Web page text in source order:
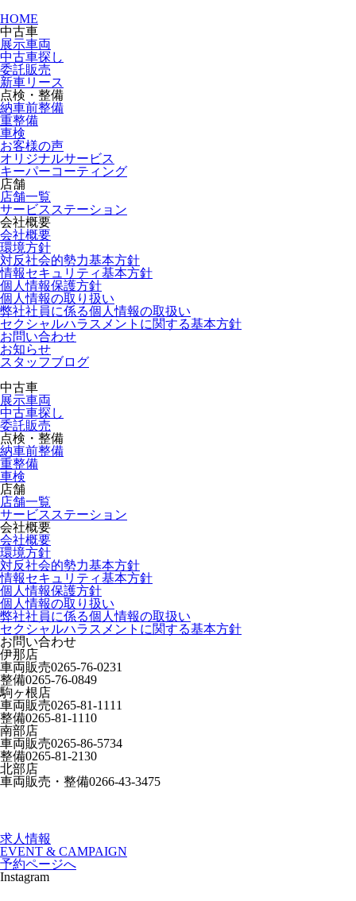
HOME
中古車
展示車両
中古車探し
委託販売
新車リース
点検・整備
納車前整備
重整備
車検
お客様の声
オリジナルサービス
キーパーコーティング
店舗
店舗一覧
サービスステーション
会社概要
会社概要
環境方針
対反社会的勢力基本方針
情報セキュリティ基本方針
個人情報保護方針
個人情報の取り扱い
弊社社員に係る個人情報の取扱い
セクシャルハラスメントに関する基本方針
お問い合わせ
お知らせ
スタッフブログ
中古車
展示車両
中古車探し
委託販売
点検・整備
納車前整備
重整備
車検
店舗
店舗一覧
サービスステーション
会社概要
会社概要
環境方針
対反社会的勢力基本方針
情報セキュリティ基本方針
個人情報保護方針
個人情報の取り扱い
弊社社員に係る個人情報の取扱い
セクシャルハラスメントに関する基本方針
お問い合わせ
伊那店
車両販売0265-76-0231
整備0265-76-0849
駒ヶ根店
車両販売0265-81-1111
整備0265-81-1110
南部店
車両販売0265-86-5734
整備0265-81-2130
北部店
車両販売・整備0266-43-3475
求人情報
EVENT & CAMPAIGN
予約ページへ
Instagram